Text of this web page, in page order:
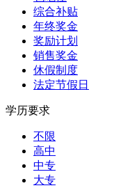
综合补贴
年终奖金
奖励计划
销售奖金
休假制度
法定节假日
学历要求
不限
高中
中专
大专